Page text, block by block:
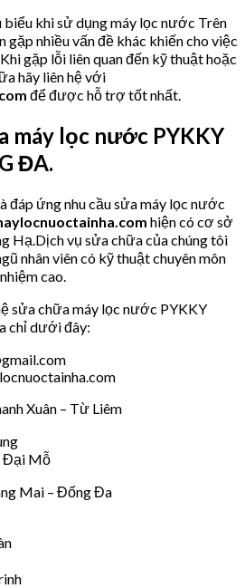
biểu khi sử dụng máy lọc nước Trên
nhiều vấn đề khác khiến cho việc
gặp lỗi liên quan đến kỹ thuật hoặc
hãy liên hệ với
để được hỗ trợ tốt nhất.
máy lọc nước PYKKY
ĐA.
đáp ứng nhu cầu sửa máy lọc nước
hiện có cơ sở
Hạ.Dịch vụ sửa chữa của chúng tôi
nhân viên có kỹ thuật chuyên môn
cao.
sửa chữa máy lọc nước PYKKY
chỉ dưới đây:
Xuân – Từ Liêm
Đại Mỗ
Mai – Đống Đa